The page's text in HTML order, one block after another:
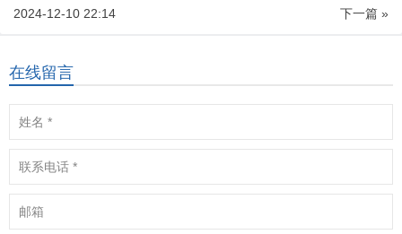
下一篇 »
2024-12-10 22:14
在线留言